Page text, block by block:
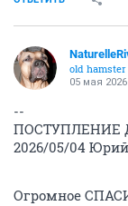
old hamster
05 мая
--
ПОСТУПЛЕНИЕ
2026/05/04
Огромное